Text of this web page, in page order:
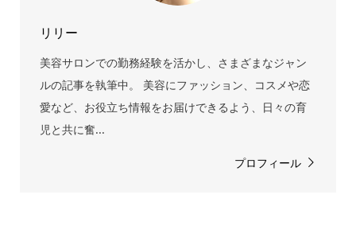
リリー
美容サロンでの勤務経験を活かし、さまざまなジャン
ルの記事を執筆中。 美容にファッション、コスメや恋
愛など、お役立ち情報をお届けできるよう、日々の育
児と共に奮...
プロフィール